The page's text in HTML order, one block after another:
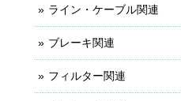
ライン・ケーブル関連
ブレーキ関連
フィルター関連